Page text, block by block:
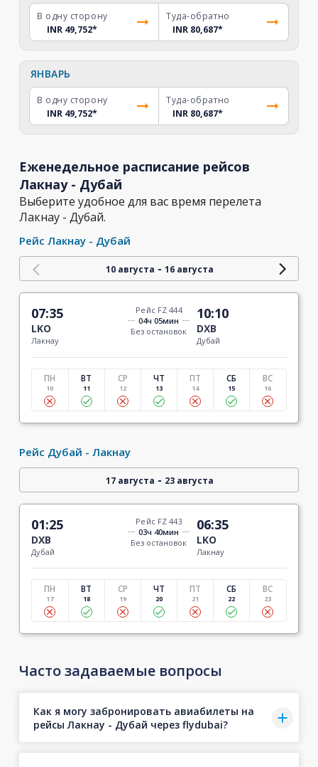
В одну сторону
INR 49,752*
Туда-обратно
INR 80,687*
ЯНВАРЬ
В одну сторону
INR 49,752*
Туда-обратно
INR 80,687*
Еженедельное расписание рейсов
Лакнау - Дубай
Выберите удобное для вас время перелета
Лакнау - Дубай.
Рейс Лакнау - Дубай
10 августа - 16 августа
07:35
LKO
Лакнау
Рейс FZ 444
04ч 05мин
Без остановок
10:10
DXB
Дубай
ПН
10
ВТ
11
СР
12
ЧТ
13
ПТ
14
СБ
15
ВС
16
Рейс Дубай - Лакнау
17 августа - 23 августа
01:25
DXB
Дубай
Рейс FZ 443
03ч 40мин
Без остановок
06:35
LKO
Лакнау
ПН
17
ВТ
18
СР
19
ЧТ
20
ПТ
21
СБ
22
ВС
23
Часто задаваемые вопросы
Как я могу забронировать авиабилеты на
рейсы Лакнау - Дубай через flydubai?